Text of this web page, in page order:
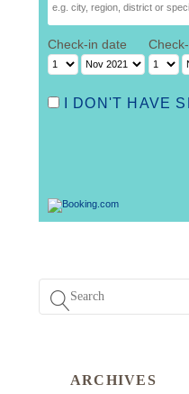
Check-in date
I DON'T HAVE
ARCHIVES